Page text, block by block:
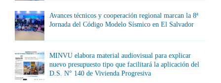
Avances técnicos y cooperación regional marcan la 8ª
Jornada del Código Modelo Sísmico en El Salvador
MINVU elabora material audiovisual para explicar
nuevo presupuesto tipo que facilitará la aplicación del
D.S. N° 140 de Vivienda Progresiva